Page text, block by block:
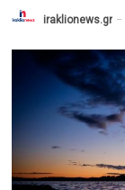
iraklionews.gr